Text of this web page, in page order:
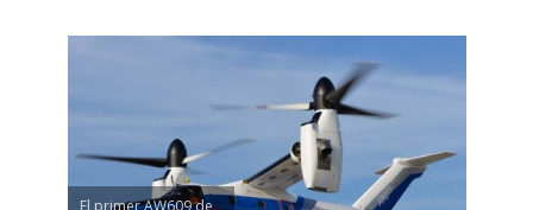
El primer AW609 de